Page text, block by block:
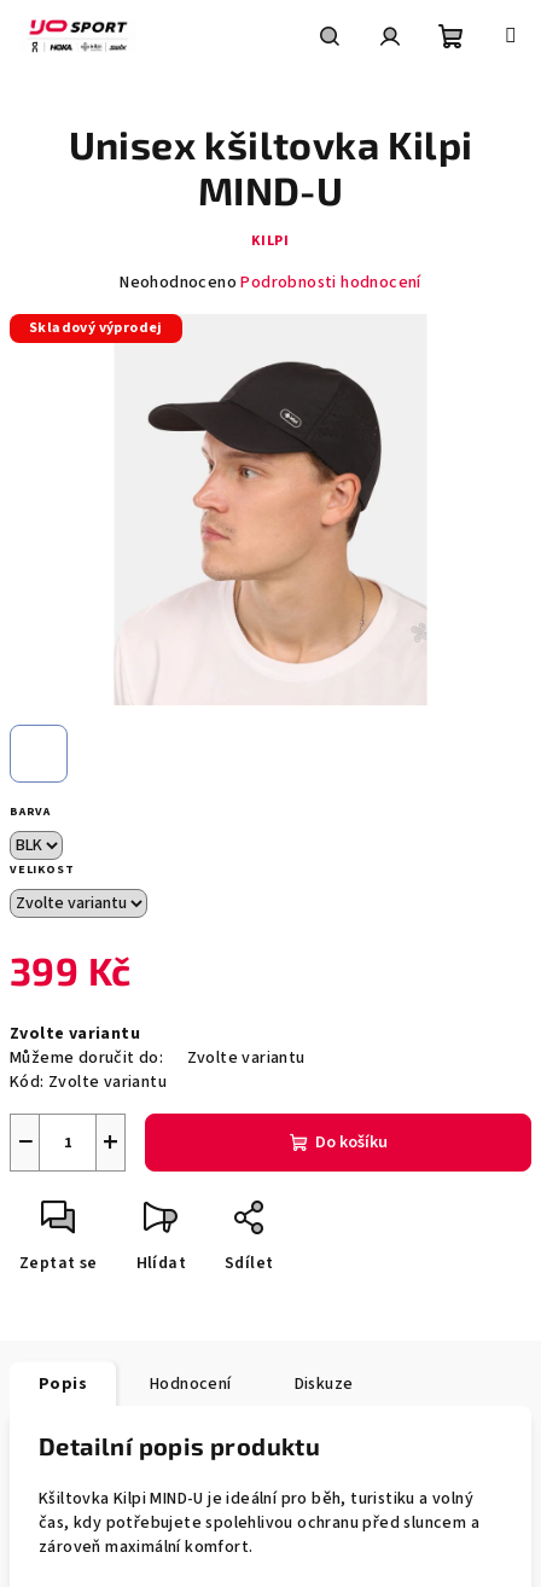
obsah
košík
BARVA
VELIKOST
399 Kč
cena:
Zvolte variantu
Můžeme doručit do:
Zvolte variantu
Kód: Zvolte variantu
+
− Do košíku
Zeptat se Hlídat Sdílet
Unisex kšiltovka Kilpi
MIND-U
KILPI
Průměrné
produktu
hvězdiček.
Neohodnoceno Podrobnosti hodnocení
Skladový výprodej
Popis Hodnocení Diskuze
Detailní popis produktu
Kšiltovka Kilpi MIND-U je ideální pro běh, turistiku a volný
čas, kdy potřebujete spolehlivou ochranu před sluncem a
zároveň maximální komfort.